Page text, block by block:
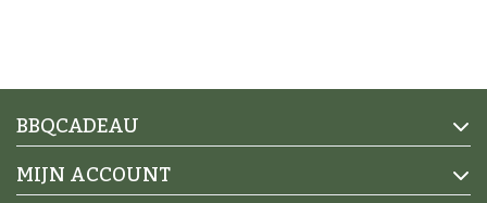
BBQCADEAU
MIJN ACCOUNT